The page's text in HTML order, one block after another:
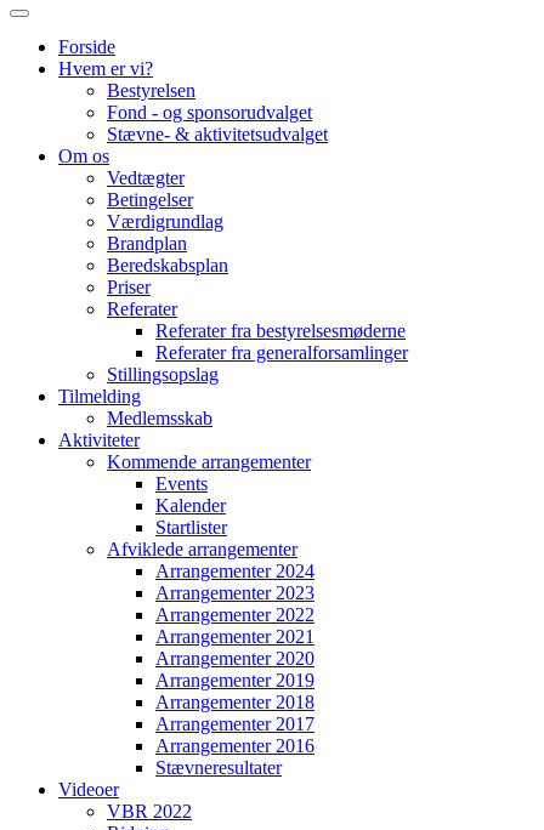
Forside
Hvem er vi?
Bestyrelsen
Fond - og sponsorudvalget
Stævne- & aktivitetsudvalget
Om os
Vedtægter
Betingelser
Værdigrundlag
Brandplan
Beredskabsplan
Priser
Referater
Referater fra bestyrelsesmøderne
Referater fra generalforsamlinger
Stillingsopslag
Tilmelding
Medlemsskab
Aktiviteter
Kommende arrangementer
Events
Kalender
Startlister
Afviklede arrangementer
Arrangementer 2024
Arrangementer 2023
Arrangementer 2022
Arrangementer 2021
Arrangementer 2020
Arrangementer 2019
Arrangementer 2018
Arrangementer 2017
Arrangementer 2016
Stævneresultater
Videoer
VBR 2022